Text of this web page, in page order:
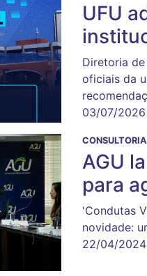
UFU
Diretoria
oficiais da
03/07/
AGU
para
'Condutas
novidade:
22/04/